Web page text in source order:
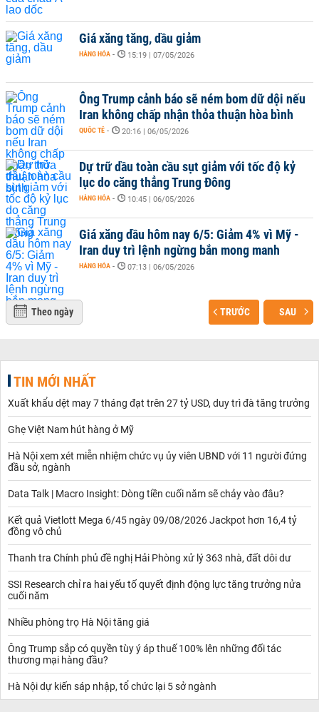
Giá xăng tăng, dầu giảm
HÀNG HÓA - 15:19 | 07/05/2026
Ông Trump cảnh báo sẽ ném bom dữ dội nếu
Iran không chấp nhận thỏa thuận hòa bình
QUỐC TẾ - 20:16 | 06/05/2026
Dự trữ dầu toàn cầu sụt giảm với tốc độ kỷ
lục do căng thẳng Trung Đông
HÀNG HÓA - 10:45 | 06/05/2026
Giá xăng dầu hôm nay 6/5: Giảm 4% vì Mỹ -
Iran duy trì lệnh ngừng bắn mong manh
HÀNG HÓA - 07:13 | 06/05/2026
Theo ngày TRƯỚC SAU
TIN MỚI NHẤT
Xuất khẩu dệt may 7 tháng đạt trên 27 tỷ USD, duy trì đà tăng trưởng
Ghẹ Việt Nam hút hàng ở Mỹ
Hà Nội xem xét miễn nhiệm chức vụ ủy viên UBND với 11 người đứng
đầu sở, ngành
Data Talk | Macro Insight: Dòng tiền cuối năm sẽ chảy vào đâu?
Kết quả Vietlott Mega 6/45 ngày 09/08/2026 Jackpot hơn 16,4 tỷ
đồng vô chủ
Thanh tra Chính phủ đề nghị Hải Phòng xử lý 363 nhà, đất dôi dư
SSI Research chỉ ra hai yếu tố quyết định động lực tăng trưởng nửa
cuối năm
Nhiều phòng trọ Hà Nội tăng giá
Ông Trump sắp có quyền tùy ý áp thuế 100% lên những đối tác
thương mại hàng đầu?
Hà Nội dự kiến sáp nhập, tổ chức lại 5 sở ngành